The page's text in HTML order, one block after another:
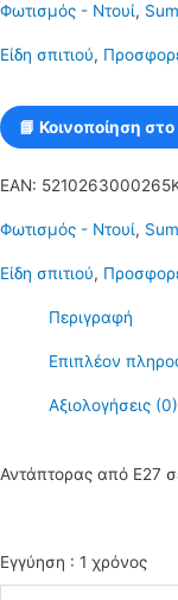
2E27
ποσότητα
Φωτισμός - Ντουί,
Είδη σπιτιού,
📘 Κοινοποίηση
EAN: 5210263000265
Φωτισμός - Ντουί,
Είδη σπιτιού,
Περιγραφή
Επιπλέον
Αξιολογήσεις (0)
Αντάπτορας από Ε27
Εγγύηση : 1 χρόνος